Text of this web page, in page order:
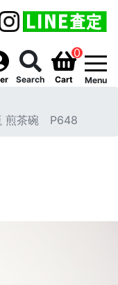
Search
0
Cart Menu
煎茶碗 P648